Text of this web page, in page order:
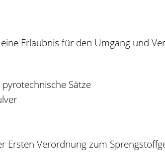
Erlaubnis für den Umgang und
Sätze
Ersten Verordnung zum